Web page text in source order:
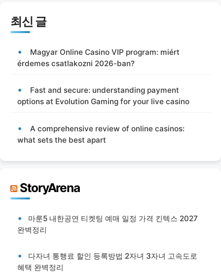
최신 글
Magyar Online Casino VIP program: miért
érdemes csatlakozni 2026-ban?
Fast and secure: understanding payment
options at Evolution Gaming for your live casino
A comprehensive review of online casinos:
what sets the best apart
StoryArena
마룬5 내한공연 티켓팅 예매 일정 가격 킨텍스 2027
완벽정리
다자녀 통행료 할인 등록방법 2자녀 3자녀 고속도로
혜택 완벽정리